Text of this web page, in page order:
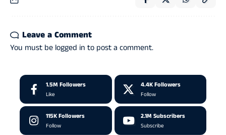
Leave a Comment
You must be logged in to post a comment.
1.5M Followers
Like
4.4K Followers
Follow
115KFollowers
Follow
2.1M Subscribers
Subscribe